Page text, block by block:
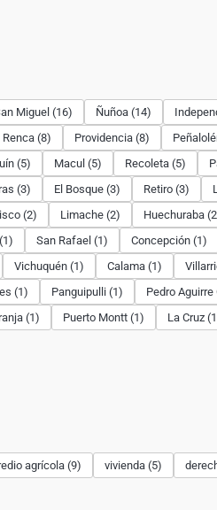
Miguel (16) Ñuñoa (14)
Renca (8) Providencia (8)
(5) Macul (5) Recoleta (5)
(3) El Bosque (3) Retiro (3)
(2) Limache (2) Huechuraba
San Rafael (1) Concepción (1)
Vichuquén (1) Calama (1)
(1) Panguipulli (1) Pedro Aguirre
(1) Puerto Montt (1) La Cruz
agrícola (9) vivienda (5)